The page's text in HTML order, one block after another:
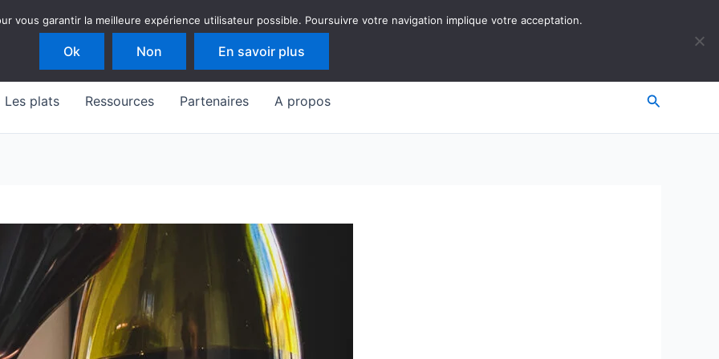
Les plats Ressources Partenaires A propos
vous garantir la meilleure expérience utilisateur possible. Poursuivre votre navigation implique votre acceptation.
Ok Non En savoir plus